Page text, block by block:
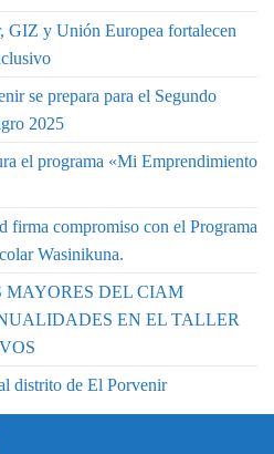
GIZ y Unión Europea fortalecen
se prepara para el Segundo
2025
el programa «Mi Emprendimiento
compromiso con el Programa
Wasinikuna.
MAYORES DEL CIAM
EN EL TALLER
distrito de El Porvenir